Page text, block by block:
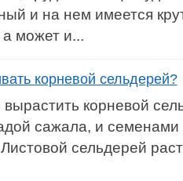
и на нем имеется
может и...
корневой сельдерей?
корневой
сажала, и
сельдерей